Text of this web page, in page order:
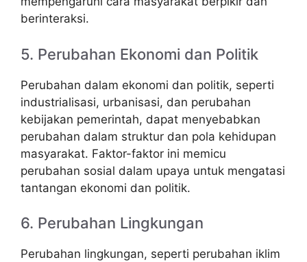
berinteraksi.
5. Perubahan Ekonomi dan Politik
Perubahan dalam ekonomi dan politik, seperti
industrialisasi, urbanisasi, dan perubahan
kebijakan pemerintah, dapat menyebabkan
perubahan dalam struktur dan pola kehidupan
masyarakat. Faktor-faktor ini memicu
perubahan sosial dalam upaya untuk mengatasi
tantangan ekonomi dan politik.
6. Perubahan Lingkungan
Perubahan lingkungan, seperti perubahan iklim